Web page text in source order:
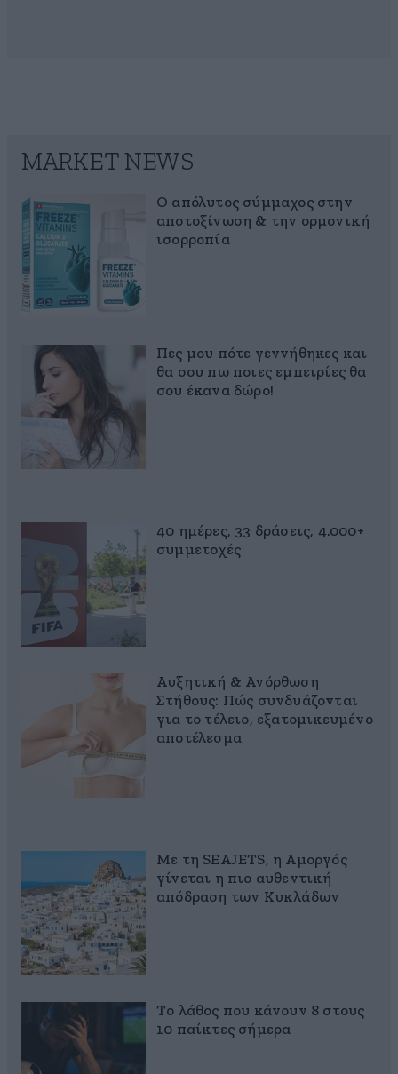
MARKET NEWS
Ο απόλυτος σύμμαχος στην
αποτοξίνωση & την ορμονική
ισορροπία
Πες μου πότε γεννήθηκες και
θα σου πω ποιες εμπειρίες θα
σου έκανα δώρο!
40 ημέρες, 33 δράσεις, 4.000+
συμμετοχές
Αυξητική & Ανόρθωση
Στήθους: Πώς συνδυάζονται
για το τέλειο, εξατομικευμένο
αποτέλεσμα
Με τη SEAJETS, η Αμοργός
γίνεται η πιο αυθεντική
απόδραση των Κυκλάδων
Το λάθος που κάνουν 8 στους
10 παίκτες σήμερα